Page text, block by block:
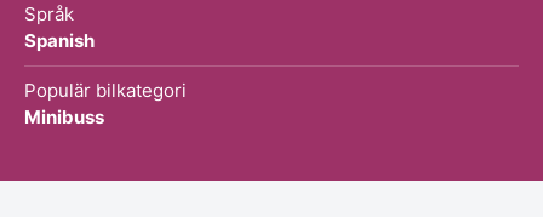
Språk
Spanish
Populär bilkategori
Minibuss